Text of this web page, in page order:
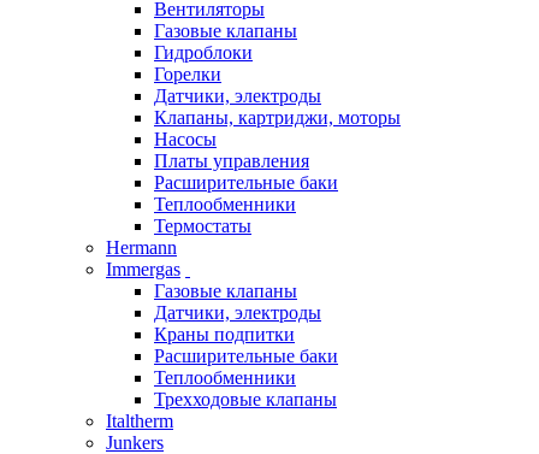
Вентиляторы
Газовые клапаны
Гидроблоки
Горелки
Датчики, электроды
Клапаны, картриджи, моторы
Насосы
Платы управления
Расширительные баки
Теплообменники
Термостаты
Hermann
Immergas
Газовые клапаны
Датчики, электроды
Краны подпитки
Расширительные баки
Теплообменники
Трехходовые клапаны
Italtherm
Junkers